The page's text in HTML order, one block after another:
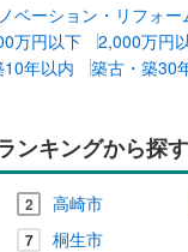
ベーション・リフォー
万円以下 2,000万円
10年以内 築古・築30
ンキングから探す
2 高崎市
7 桐生市